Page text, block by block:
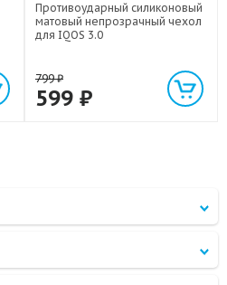
Противоударный силиконовый
матовый непрозрачный чехол
для IQOS 3.0
799₽
599 ₽